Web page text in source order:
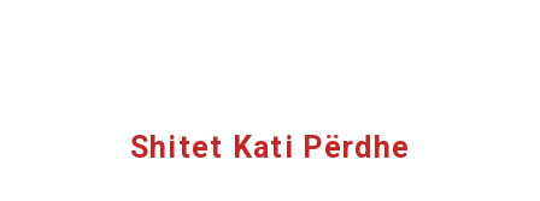
Shitet Kati Përdhe